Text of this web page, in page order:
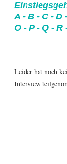
A - B - C - D -
O - P - Q - R
Leider hat noch
Interview